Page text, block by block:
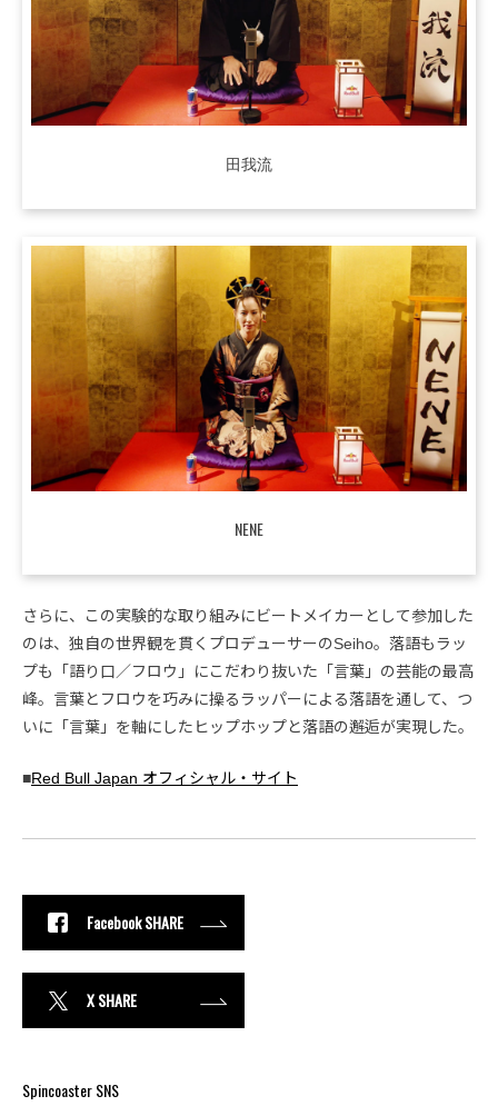
田我流
NENE
さらに、この実験的な取り組みにビートメイカーとして参加した
のは、独自の世界観を貫くプロデューサーのSeiho。落語もラッ
プも「語り口／フロウ」にこだわり抜いた「言葉」の芸能の最高
峰。言葉とフロウを巧みに操るラッパーによる落語を通して、つ
いに「言葉」を軸にしたヒップホップと落語の邂逅が実現した。
■Red Bull Japan オフィシャル・サイト
Facebook SHARE
X SHARE
Spincoaster SNS